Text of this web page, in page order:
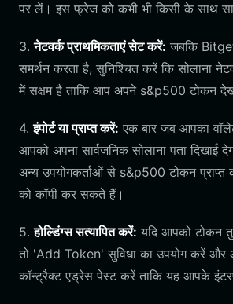
पर लें। इस फ्रेज को कभी भी किसी के साथ
3.नेटवर्क प्राथमिकताएं सेट करें: जबकि
समर्थन करता है, सुनिश्चित करें कि सोलाना
में सक्षम है ताकि आप अपने s&p500 टोकन
4.इंपोर्ट या प्राप्त करें: एक बार जब आपका
आपको अपना सार्वजनिक सोलाना पता दिखाई
अन्य उपयोगकर्ताओं से s&p500 टोकन
को कॉपी कर सकते हैं।
5.होल्डिंग्स सत्यापित करें: यदि आपको टोकन
तो 'Add Token' सुविधा का उपयोग करें और
कॉन्ट्रैक्ट एड्रेस पेस्ट करें ताकि यह आपके